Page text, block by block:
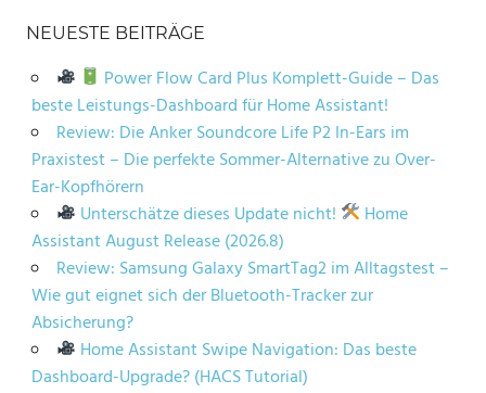
NEUESTE BEITRÄGE
Power Flow Card Plus Komplett-Guide – Das
beste Leistungs-Dashboard für Home Assistant!
Review: Die Anker Soundcore Life P2 In-Ears im
Praxistest – Die perfekte Sommer-Alternative zu Over-
Ear-Kopfhörern
Unterschätze dieses Update nicht!
Home
Assistant August Release (2026.8)
Review: Samsung Galaxy SmartTag2 im Alltagstest –
Wie gut eignet sich der Bluetooth-Tracker zur
Absicherung?
Home Assistant Swipe Navigation: Das beste
Dashboard-Upgrade? (HACS Tutorial)